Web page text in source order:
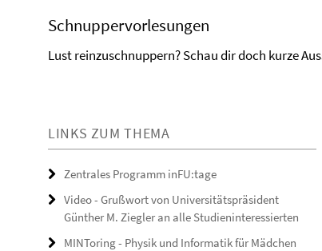
Schnuppervorlesungen
Lust reinzuschnuppern? Schau dir doch kurze
LINKS ZUM THEMA
Zentrales Programm inFU:tage
Video - Grußwort von Universitätspräsident
Günther M. Ziegler an alle Studieninteressierten
MINToring - Physik und Informatik für Mädchen